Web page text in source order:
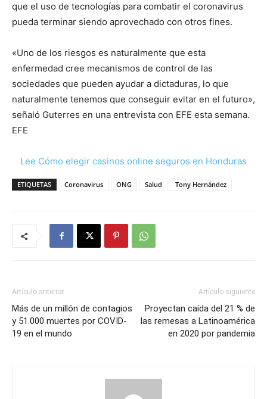
que el uso de tecnologías para combatir el coronavirus
pueda terminar siendo aprovechado con otros fines.
«Uno de los riesgos es naturalmente que esta
enfermedad cree mecanismos de control de las
sociedades que pueden ayudar a dictaduras, lo que
naturalmente tenemos que conseguir evitar en el futuro»,
señaló Guterres en una entrevista con EFE esta semana.
EFE
Lee Cómo elegir casinos online seguros en Honduras
ETIQUETAS Coronavirus ONG Salud Tony Hernández
Artículo anterior
Más de un millón de contagios
y 51.000 muertes por COVID-
19 en el mundo
Artículo siguiente
Proyectan caída del 21 % de
las remesas a Latinoamérica
en 2020 por pandemia